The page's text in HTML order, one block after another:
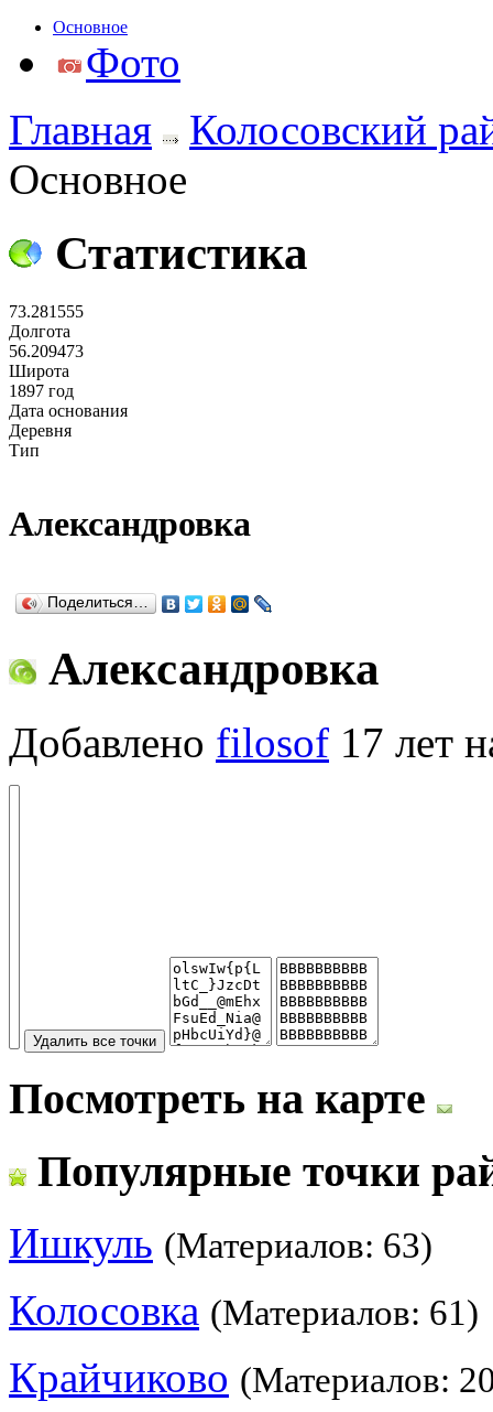
Основное
Фото
Главная
Колосовский
Основное
Статистика
73.281555
Долгота
56.209473
Широта
1897 год
Дата основания
Деревня
Тип
Александровка
Поделиться…
Александровка
Добавлено filosof 17 лет
Посмотреть на карте
Популярные точки
Ишкуль (Материалов: 63)
Колосовка (Материалов: 61)
Крайчиково (Материалов: